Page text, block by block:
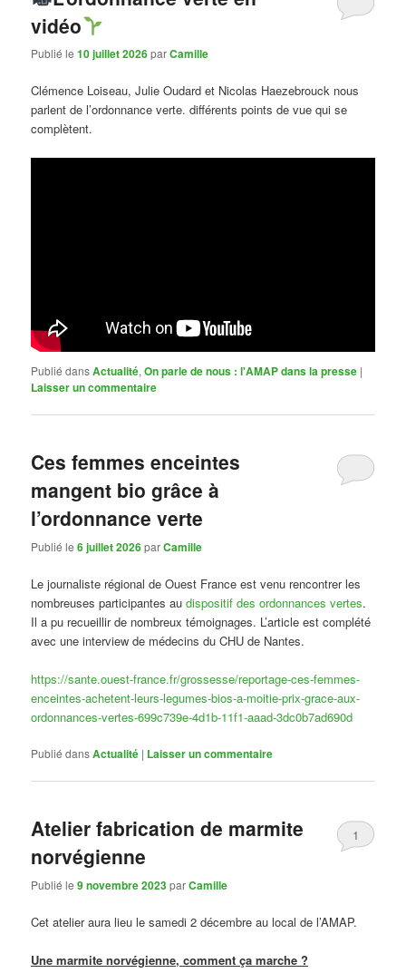
vidéo
Publié le10 juillet 2026parCamille
Clémence Loiseau, Julie Oudard et Nicolas Haezebrouck nous
parlent de l’ordonnance verte. différents points de vue qui se
complètent.
Publié dansActualité,On parle de nous : l'AMAP dans la presse |
Laisser un commentaire
Ces femmes enceintes
mangent bio grâce à
l’ordonnance verte
Publié le6 juillet 2026parCamille
Le journaliste régional de Ouest France est venu rencontrer les
nombreuses participantes audispositif des ordonnances vertes.
Il a pu recueillir de nombreux témoignages. L’article est complété
avec une interview de médecins du CHU de Nantes.
https://sante.ouest-france.fr/grossesse/reportage-ces-femmes-
enceintes-achetent-leurs-legumes-bios-a-moitie-prix-grace-aux-
ordonnances-vertes-699c739e-4d1b-11f1-aaad-3dc0b7ad690d
Publié dansActualité | Laisser un commentaire
Atelier fabrication de marmite
norvégienne
Publié le9 novembre 2023parCamille
1
Cet atelier aura lieu le samedi 2 décembre au local de l’AMAP.
Une marmite norvégienne, comment ça marche ?